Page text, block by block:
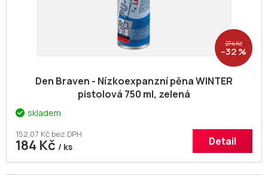
274 Kč
–32 %
Den Braven - Nízkoexpanzní pěna WINTER
pistolová 750 ml, zelená
skladem
152,07 Kč bez DPH
184 Kč / ks Detail